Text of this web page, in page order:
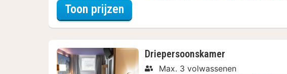
Toon prijzen
Driepersoonskamer
Max. 3 volwassenen